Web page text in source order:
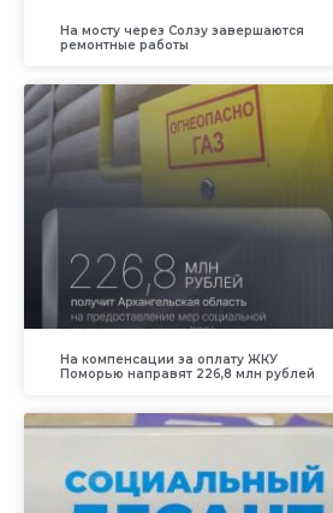
На мосту через Солзу завершаются
ремонтные работы
На компенсации за оплату ЖКУ
Поморью направят 226,8 млн рублей